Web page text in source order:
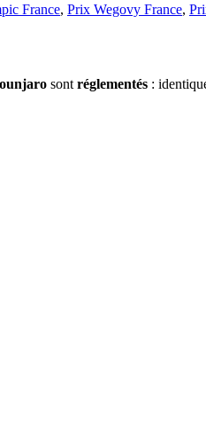
France, Prix Wegovy France,
sontréglementés :